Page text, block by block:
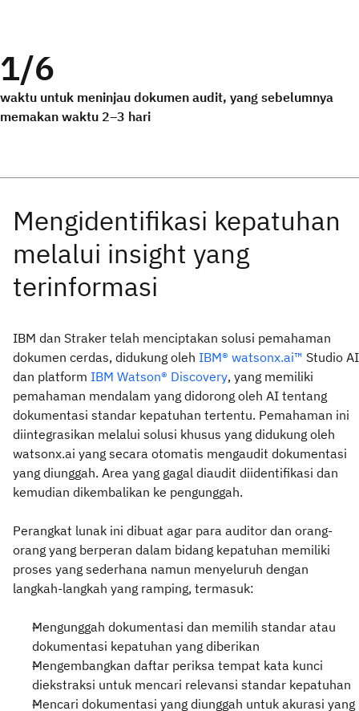
1/6
waktu untuk meninjau dokumen audit, yang sebelumnya
memakan waktu 2–3 hari
IBM dan Straker telah menciptakan solusi pemahaman
dokumen cerdas, didukung oleh IBM® watsonx.ai™ Studio AI
dan platform IBM Watson® Discovery, yang memiliki
pemahaman mendalam yang didorong oleh AI tentang
dokumentasi standar kepatuhan tertentu. Pemahaman ini
diintegrasikan melalui solusi khusus yang didukung oleh
watsonx.ai yang secara otomatis mengaudit dokumentasi
yang diunggah. Area yang gagal diaudit diidentifikasi dan
kemudian dikembalikan ke pengunggah.
Perangkat lunak ini dibuat agar para auditor dan orang-
orang yang berperan dalam bidang kepatuhan memiliki
proses yang sederhana namun menyeluruh dengan
langkah-langkah yang ramping, termasuk:
Mengunggah dokumentasi dan memilih standar atau
dokumentasi kepatuhan yang diberikan
Mengembangkan daftar periksa tempat kata kunci
diekstraksi untuk mencari relevansi standar kepatuhan
Mencari dokumentasi yang diunggah untuk akurasi yang